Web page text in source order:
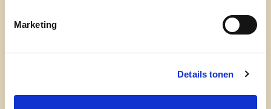
Marketing
Details tonen